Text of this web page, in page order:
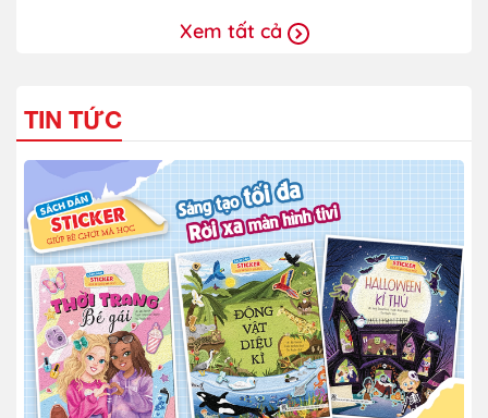
Xem tất cả
TIN TỨC